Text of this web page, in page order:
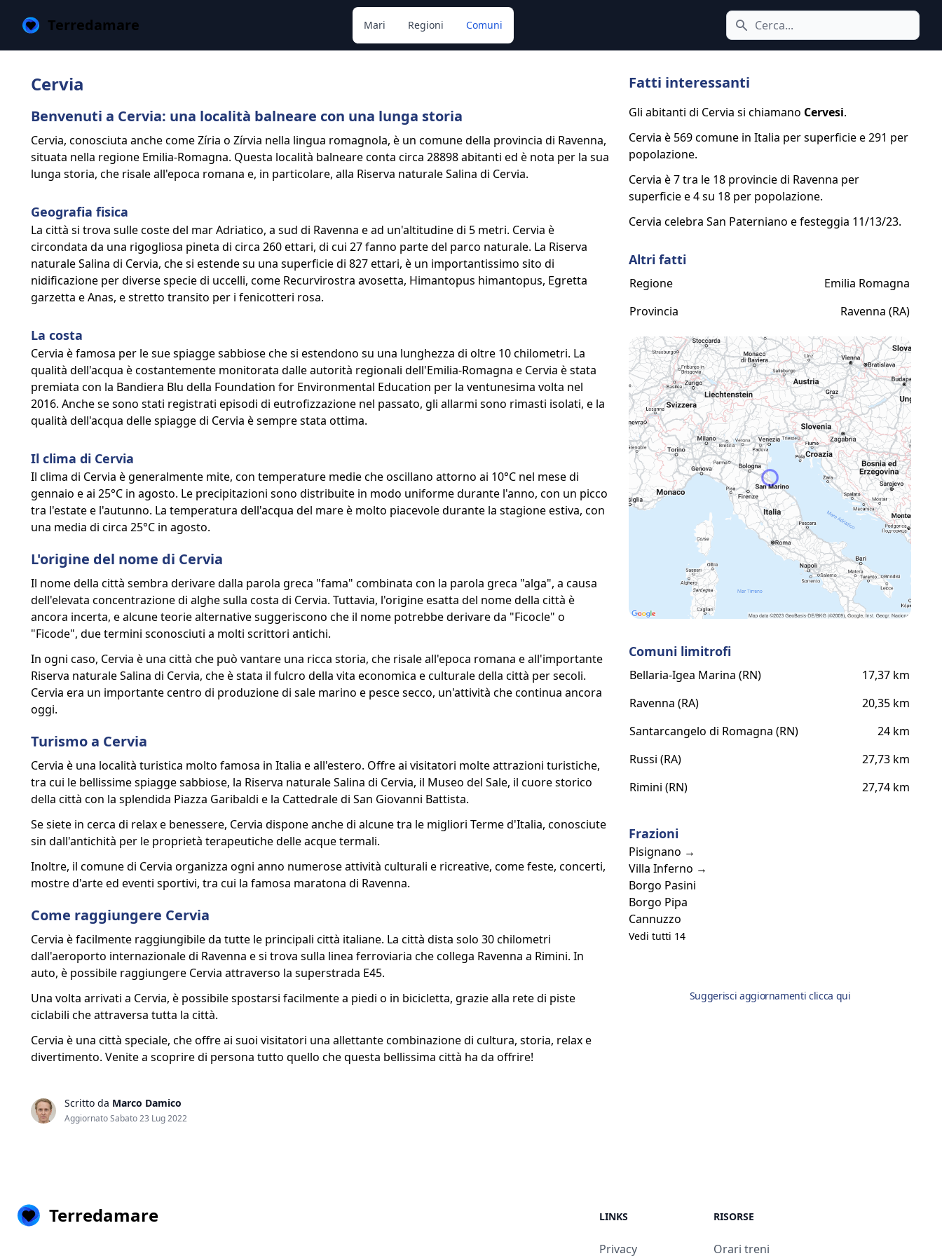
Terredamare Cerca icona
Mari Regioni Comuni
Cervia
Benvenuti a Cervia: una località balneare con una lunga storia
Cervia, conosciuta anche come Zíria o Zírvia nella lingua romagnola, è un comune della provincia di Ravenna,
situata nella regione Emilia-Romagna. Questa località balneare conta circa 28898 abitanti ed è nota per la sua
lunga storia, che risale all'epoca romana e, in particolare, alla Riserva naturale Salina di Cervia.
Geografia fisica
La città si trova sulle coste del mar Adriatico, a sud di Ravenna e ad un'altitudine di 5 metri. Cervia è
circondata da una rigogliosa pineta di circa 260 ettari, di cui 27 fanno parte del parco naturale. La Riserva
naturale Salina di Cervia, che si estende su una superficie di 827 ettari, è un importantissimo sito di
nidificazione per diverse specie di uccelli, come Recurvirostra avosetta, Himantopus himantopus, Egretta
garzetta e Anas, e stretto transito per i fenicotteri rosa.
La costa
Cervia è famosa per le sue spiagge sabbiose che si estendono su una lunghezza di oltre 10 chilometri. La
qualità dell'acqua è costantemente monitorata dalle autorità regionali dell'Emilia-Romagna e Cervia è stata
premiata con la Bandiera Blu della Foundation for Environmental Education per la ventunesima volta nel
2016. Anche se sono stati registrati episodi di eutrofizzazione nel passato, gli allarmi sono rimasti isolati, e la
qualità dell'acqua delle spiagge di Cervia è sempre stata ottima.
Il clima di Cervia
Il clima di Cervia è generalmente mite, con temperature medie che oscillano attorno ai 10°C nel mese di
gennaio e ai 25°C in agosto. Le precipitazioni sono distribuite in modo uniforme durante l'anno, con un picco
tra l'estate e l'autunno. La temperatura dell'acqua del mare è molto piacevole durante la stagione estiva, con
una media di circa 25°C in agosto.
L'origine del nome di Cervia
Il nome della città sembra derivare dalla parola greca "fama" combinata con la parola greca "alga", a causa
dell'elevata concentrazione di alghe sulla costa di Cervia. Tuttavia, l'origine esatta del nome della città è
ancora incerta, e alcune teorie alternative suggeriscono che il nome potrebbe derivare da "Ficocle" o
"Ficode", due termini sconosciuti a molti scrittori antichi.
In ogni caso, Cervia è una città che può vantare una ricca storia, che risale all'epoca romana e all'importante
Riserva naturale Salina di Cervia, che è stata il fulcro della vita economica e culturale della città per secoli.
Cervia era un importante centro di produzione di sale marino e pesce secco, un'attività che continua ancora
oggi.
Turismo a Cervia
Cervia è una località turistica molto famosa in Italia e all'estero. Offre ai visitatori molte attrazioni turistiche,
tra cui le bellissime spiagge sabbiose, la Riserva naturale Salina di Cervia, il Museo del Sale, il cuore storico
della città con la splendida Piazza Garibaldi e la Cattedrale di San Giovanni Battista.
Se siete in cerca di relax e benessere, Cervia dispone anche di alcune tra le migliori Terme d'Italia, conosciute
sin dall'antichità per le proprietà terapeutiche delle acque termali.
Inoltre, il comune di Cervia organizza ogni anno numerose attività culturali e ricreative, come feste, concerti,
mostre d'arte ed eventi sportivi, tra cui la famosa maratona di Ravenna.
Come raggiungere Cervia
Cervia è facilmente raggiungibile da tutte le principali città italiane. La città dista solo 30 chilometri
dall'aeroporto internazionale di Ravenna e si trova sulla linea ferroviaria che collega Ravenna a Rimini. In
auto, è possibile raggiungere Cervia attraverso la superstrada E45.
Una volta arrivati a Cervia, è possibile spostarsi facilmente a piedi o in bicicletta, grazie alla rete di piste
ciclabili che attraversa tutta la città.
Cervia è una città speciale, che offre ai suoi visitatori una allettante combinazione di cultura, storia, relax e
divertimento. Venite a scoprire di persona tutto quello che questa bellissima città ha da offrire!
Scritto da Marco Damico
Aggiornato Sabato 23 Lug 2022
Fatti interessanti
Gli abitanti di Cervia si chiamano Cervesi.
Cervia è 569 comune in Italia per superficie e 291 per
popolazione.
Cervia è 7 tra le 18 provincie di Ravenna per
superficie e 4 su 18 per popolazione.
Cervia celebra San Paterniano e festeggia 11/13/23.
Altri fatti
Regione
Emilia Romagna
Provincia
Ravenna (RA)
Comuni limitrofi
Bellaria-Igea Marina (RN)
17,37 km
Ravenna (RA)
20,35 km
Santarcangelo di Romagna (RN)
24 km
Russi (RA)
27,73 km
Rimini (RN)
27,74 km
Frazioni
Pisignano →
Villa Inferno →
Borgo Pasini
Borgo Pipa
Cannuzzo
Vedi tutti 14
Suggerisci aggiornamenti clicca qui
Terredamare LINKS
Privacy
RISORSE
Orari treni